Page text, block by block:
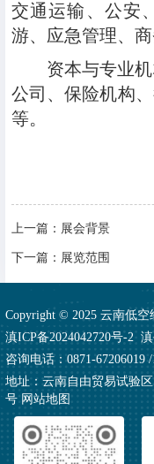
交通运输、公安
游、应急管理、商
资本与专业
公司、保险机构
等。
上一篇： 展会背景
下一篇： 展览范围
Copyright © 2025 云南低
滇ICP备2024042720号-2滇
咨询电话：0871-67206019
地址：云南自由贸易试验
号网站地图